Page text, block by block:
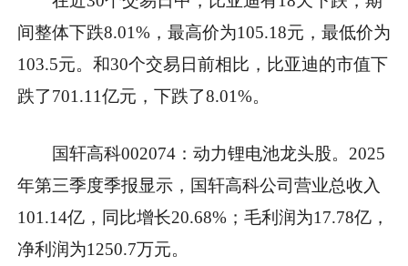
间整体下跌8.01%，最高价为105.18元，最低价为
103.5元。和30个交易日前相比，比亚迪的市值下
跌了701.11亿元，下跌了8.01%。
国轩高科002074：动力锂电池龙头股。2025
年第三季度季报显示，国轩高科公司营业总收入
101.14亿，同比增长20.68%；毛利润为17.78亿，
净利润为1250.7万元。